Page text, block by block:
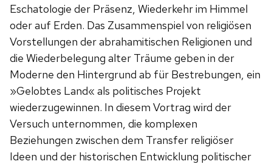
Eschatologie der Präsenz, Wiederkehr im Himmel
oder auf Erden. Das Zusammenspiel von religiösen
Vorstellungen der abrahamitischen Religionen und
die Wiederbelegung alter Träume geben in der
Moderne den Hintergrund ab für Bestrebungen, ein
»Gelobtes Land« als politisches Projekt
wiederzugewinnen. In diesem Vortrag wird der
Versuch unternommen, die komplexen
Beziehungen zwischen dem Transfer religiöser
Ideen und der historischen Entwicklung politischer